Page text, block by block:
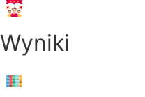
Wyniki
Menu